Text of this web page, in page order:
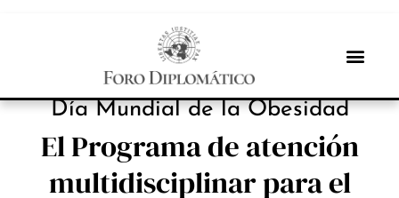
INBOX INTERNACIONAL
Día Mundial de la Obesidad
El Programa de atención
multidisciplinar para el